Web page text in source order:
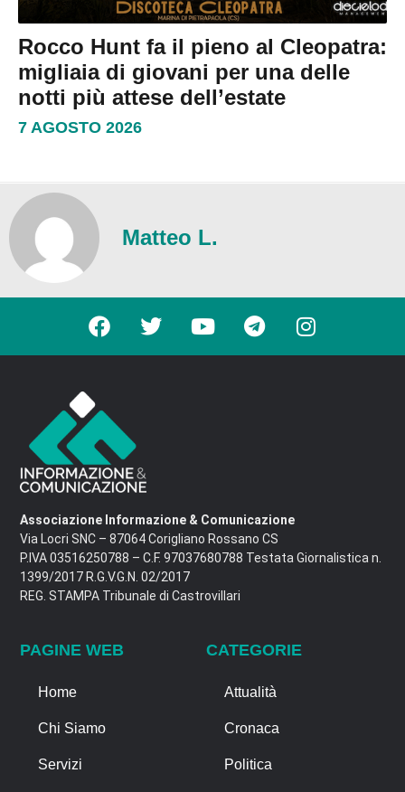
Rocco Hunt fa il pieno al Cleopatra:
migliaia di giovani per una delle
notti più attese dell’estate
7 AGOSTO 2026
Matteo L.
Associazione Informazione & Comunicazione
Via Locri SNC – 87064 Corigliano Rossano CS
P.IVA 03516250788 – C.F. 97037680788 Testata Giornalistica n.
1399/2017 R.G.V.G.N. 02/2017
REG. STAMPA Tribunale di Castrovillari
PAGINE WEB
Home
Chi Siamo
Servizi
CATEGORIE
Attualità
Cronaca
Politica